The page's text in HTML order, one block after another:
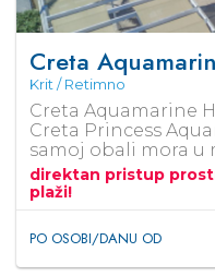
Creta
Krit / Retimno
Creta Aquamarine
Creta Princess
samoj obali mora u
direktan pristup
plaži!
PO OSOBI/DANU OD